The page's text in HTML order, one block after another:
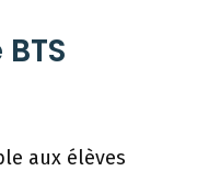
aux élèves